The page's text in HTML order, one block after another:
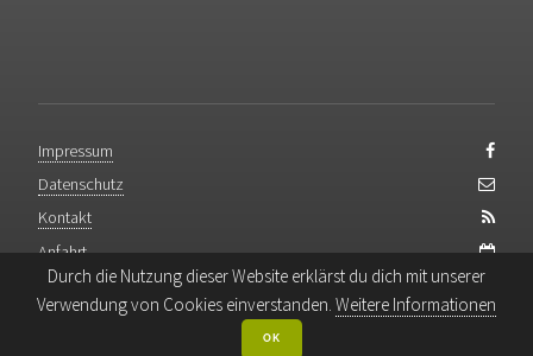
Impressum
Datenschutz
Kontakt
Anfahrt
Backend-Login
Durch die Nutzung dieser Website erklärst du dich mit unserer
Verwendung von Cookies einverstanden. Weitere Informationen
OK